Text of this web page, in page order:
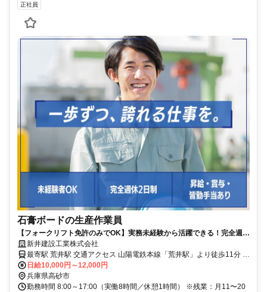
正社員
石膏ボードの生産作業員
【フォークリフト免許のみでOK】実務未経験から活躍できる！完全週休
2日制！賞与年2回！インセンあり！
新井建設工業株式会社
最寄駅 荒井駅 交通アクセス 山陽電鉄本線「荒井駅」より徒歩11分 ※
上記は本社の情報です ※実際の勤務地は高砂町向島町にある工場で
す ※転勤なし
日給10,000円～12,000円
兵庫県高砂市
勤務時間 8:00～17:00（実働8時間／休憩1時間） ※残業：月11〜20